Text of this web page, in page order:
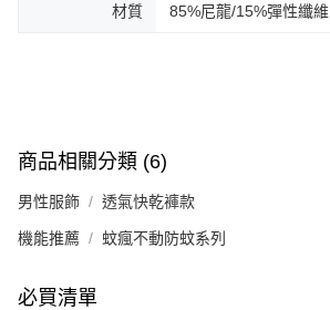
材質 85%尼龍/15%彈性纖維
商品相關分類 (6)
男性服飾 透氣快乾褲款
機能推薦 蚊瘋不動防蚊系列
必買清單